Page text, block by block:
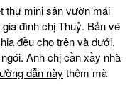
thự mini sân vườn mái
đình chị Thuỷ. Bản vẽ
đều cho trên và dưới.
Anh chị cần xầy nhà
dẫn này thêm mà